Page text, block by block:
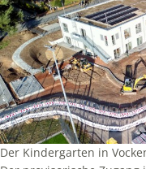
Der Kindergarten in